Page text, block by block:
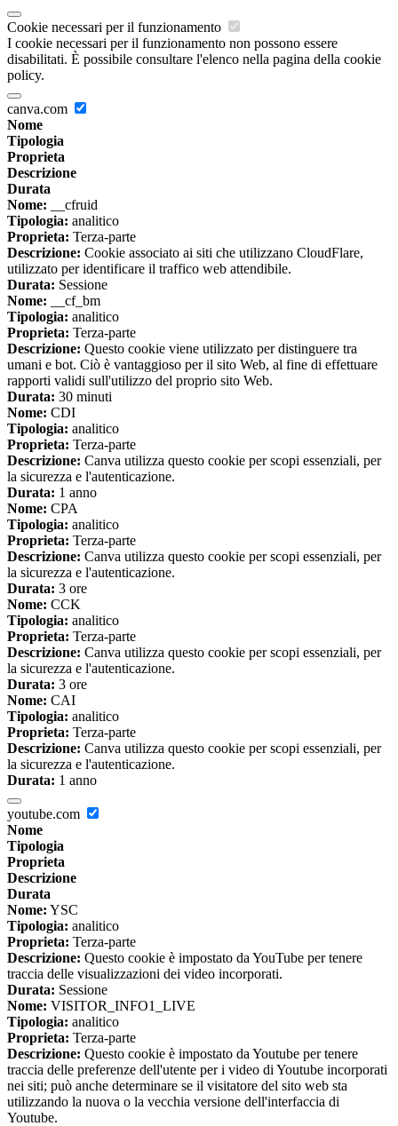
Cookie necessari per il funzionamento
I cookie necessari per il funzionamento non possono essere
disabilitati. È possibile consultare l'elenco nella pagina della cookie
policy.
canva.com
Nome
Tipologia
Proprieta
Descrizione
Durata
Nome: __cfruid
Tipologia: analitico
Proprieta: Terza-parte
Descrizione: Cookie associato ai siti che utilizzano CloudFlare,
utilizzato per identificare il traffico web attendibile.
Durata: Sessione
Nome: __cf_bm
Tipologia: analitico
Proprieta: Terza-parte
Descrizione: Questo cookie viene utilizzato per distinguere tra
umani e bot. Ciò è vantaggioso per il sito Web, al fine di effettuare
rapporti validi sull'utilizzo del proprio sito Web.
Durata: 30 minuti
Nome: CDI
Tipologia: analitico
Proprieta: Terza-parte
Descrizione: Canva utilizza questo cookie per scopi essenziali, per
la sicurezza e l'autenticazione.
Durata: 1 anno
Nome: CPA
Tipologia: analitico
Proprieta: Terza-parte
Descrizione: Canva utilizza questo cookie per scopi essenziali, per
la sicurezza e l'autenticazione.
Durata: 3 ore
Nome: CCK
Tipologia: analitico
Proprieta: Terza-parte
Descrizione: Canva utilizza questo cookie per scopi essenziali, per
la sicurezza e l'autenticazione.
Durata: 3 ore
Nome: CAI
Tipologia: analitico
Proprieta: Terza-parte
Descrizione: Canva utilizza questo cookie per scopi essenziali, per
la sicurezza e l'autenticazione.
Durata: 1 anno
youtube.com
Nome
Tipologia
Proprieta
Descrizione
Durata
Nome: YSC
Tipologia: analitico
Proprieta: Terza-parte
Descrizione: Questo cookie è impostato da YouTube per tenere
traccia delle visualizzazioni dei video incorporati.
Durata: Sessione
Nome: VISITOR_INFO1_LIVE
Tipologia: analitico
Proprieta: Terza-parte
Descrizione: Questo cookie è impostato da Youtube per tenere
traccia delle preferenze dell'utente per i video di Youtube incorporati
nei siti; può anche determinare se il visitatore del sito web sta
utilizzando la nuova o la vecchia versione dell'interfaccia di
Youtube.